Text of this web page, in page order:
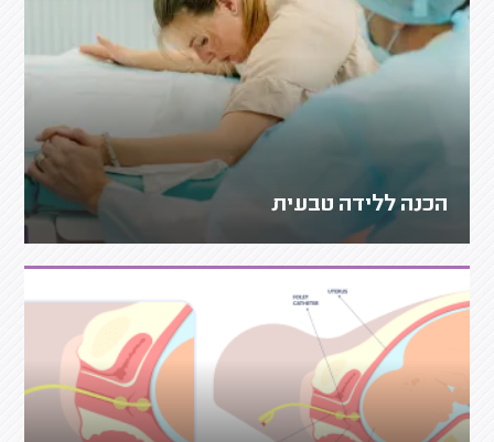
הכנה ללידה טבעית